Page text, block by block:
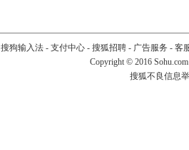
搜狗输入法- 支付中心- 搜狐招聘- 广告服务 - 客
Copyright © 2016
搜狐不良信息